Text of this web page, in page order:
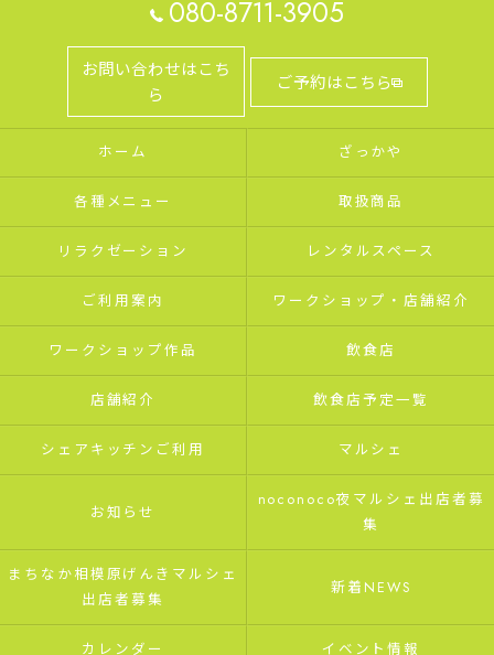
080-8711-3905
お問い合わせはこち
ら
ご予約はこちら
ホーム ざっかや
各種メニュー 取扱商品
リラクゼーション レンタルスペース
ご利用案内 ワークショップ・店舗紹介
ワークショップ作品 飲食店
店舗紹介 飲食店予定一覧
シェアキッチンご利用 マルシェ
お知らせ
noconoco夜マルシェ出店者募
集
まちなか相模原げんきマルシェ
出店者募集
新着NEWS
カレンダー イベント情報